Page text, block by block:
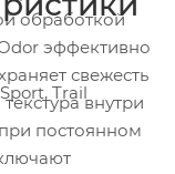
обработкой
эффективно
свежесть
внутри
постоянном
Trail